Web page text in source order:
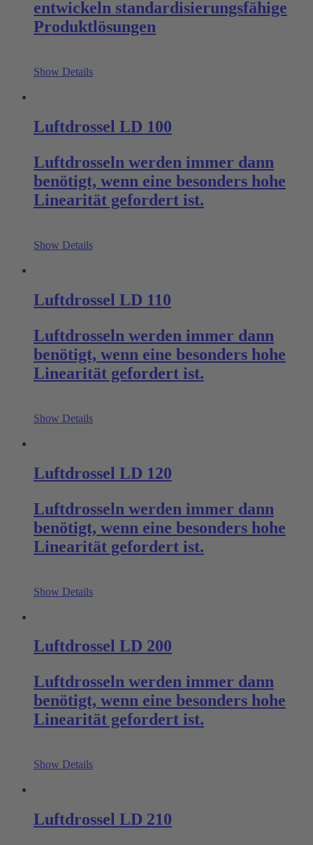
entwickeln standardisierungsfähige
Produktlösungen
Show Details
Luftdrossel LD 100
Luftdrosseln werden immer dann
benötigt, wenn eine besonders hohe
Linearität gefordert ist.
Show Details
Luftdrossel LD 110
Luftdrosseln werden immer dann
benötigt, wenn eine besonders hohe
Linearität gefordert ist.
Show Details
Luftdrossel LD 120
Luftdrosseln werden immer dann
benötigt, wenn eine besonders hohe
Linearität gefordert ist.
Show Details
Luftdrossel LD 200
Luftdrosseln werden immer dann
benötigt, wenn eine besonders hohe
Linearität gefordert ist.
Show Details
Luftdrossel LD 210